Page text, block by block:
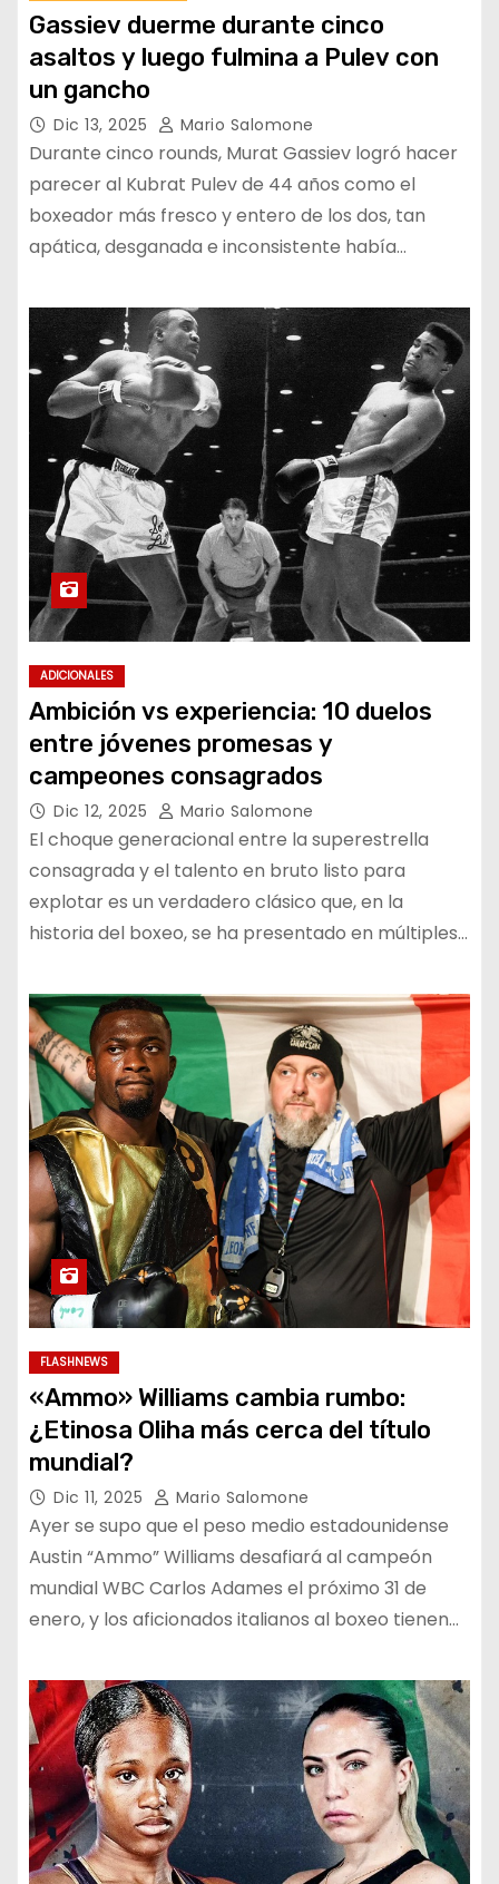
Gassiev duerme durante cinco
asaltos y luego fulmina a Pulev con
un gancho
Dic 13, 2025 Mario Salomone
Durante cinco rounds, Murat Gassiev logró hacer
parecer al Kubrat Pulev de 44 años como el
boxeador más fresco y entero de los dos, tan
apática, desganada e inconsistente había…
ADICIONALES
Ambición vs experiencia: 10 duelos
entre jóvenes promesas y
campeones consagrados
Dic 12, 2025 Mario Salomone
El choque generacional entre la superestrella
consagrada y el talento en bruto listo para
explotar es un verdadero clásico que, en la
historia del boxeo, se ha presentado en múltiples…
FLASHNEWS
«Ammo» Williams cambia rumbo:
¿Etinosa Oliha más cerca del título
mundial?
Dic 11, 2025 Mario Salomone
Ayer se supo que el peso medio estadounidense
Austin “Ammo” Williams desafiará al campeón
mundial WBC Carlos Adames el próximo 31 de
enero, y los aficionados italianos al boxeo tienen…